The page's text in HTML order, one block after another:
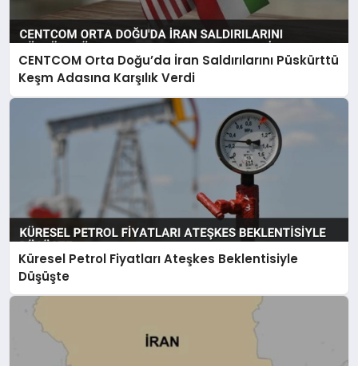
CENTCOM Orta Doğu’da İran Saldırılarını Püskürttü
Keşm Adasına Karşılık Verdi
Küresel Petrol Fiyatları Ateşkes Beklentisiyle
Düşüşte